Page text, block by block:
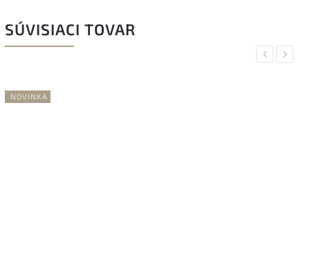
SÚVISIACI TOVAR
Previous
NOVINKA
Next